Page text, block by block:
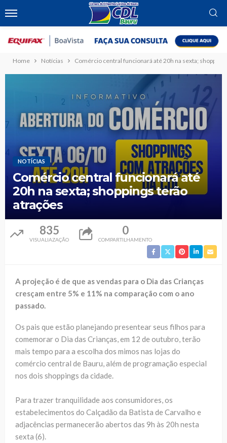
Home Notícias Comércio central funcionará até 20h na sexta;
NOTÍCIAS
Comércio central funcionará até
20h na sexta; shoppings terão
atrações
835
VISUALIAZAÇÃO
0
COMPARTILHAMENTO
A projeção é de que as vendas para o Dia das Crianças
cresçam entre 5% e 11% na comparação com o ano
passado.
Os pais que estão planejando presentear seus filhos para
comemorar o Dia das Crianças, em 12 de outubro, terão
mais tempo para a escolha dos mimos nas lojas do
comércio central de Bauru, além de programação especial
nos dois shoppings da cidade.
Para trazer tranquilidade aos consumidores, os
estabelecimentos do Calçadão da Batista de Carvalho e
adjacências permanecerão abertos das 9h às 20h nesta
sexta (6).